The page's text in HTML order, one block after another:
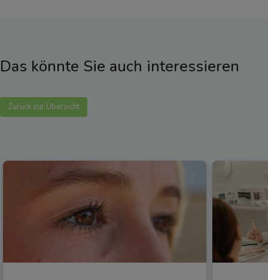
Das könnte Sie auch interessieren
Zurück zur Übersicht